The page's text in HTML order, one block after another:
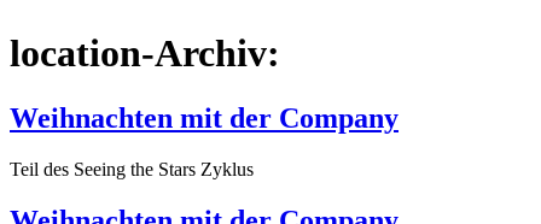
location-Archiv:
Weihnachten mit der Company
Teil des Seeing the Stars Zyklus